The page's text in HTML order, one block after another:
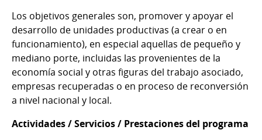
Los objetivos generales son, promover y apoyar el
desarrollo de unidades productivas (a crear o en
funcionamiento), en especial aquellas de pequeño y
mediano porte, incluidas las provenientes de la
economía social y otras figuras del trabajo asociado,
empresas recuperadas o en proceso de reconversión
a nivel nacional y local.
Actividades / Servicios / Prestaciones del programa